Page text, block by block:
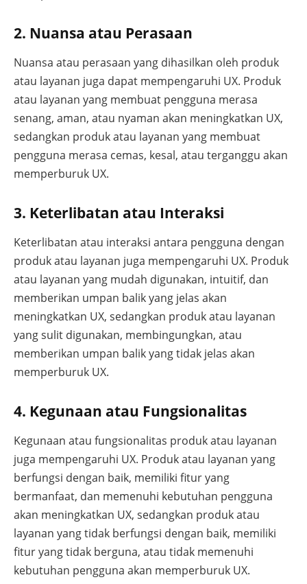
2. Nuansa atau Perasaan
Nuansa atau perasaan yang dihasilkan oleh produk
atau layanan juga dapat mempengaruhi UX. Produk
atau layanan yang membuat pengguna merasa
senang, aman, atau nyaman akan meningkatkan UX,
sedangkan produk atau layanan yang membuat
pengguna merasa cemas, kesal, atau terganggu akan
memperburuk UX.
3. Keterlibatan atau Interaksi
Keterlibatan atau interaksi antara pengguna dengan
produk atau layanan juga mempengaruhi UX. Produk
atau layanan yang mudah digunakan, intuitif, dan
memberikan umpan balik yang jelas akan
meningkatkan UX, sedangkan produk atau layanan
yang sulit digunakan, membingungkan, atau
memberikan umpan balik yang tidak jelas akan
memperburuk UX.
4. Kegunaan atau Fungsionalitas
Kegunaan atau fungsionalitas produk atau layanan
juga mempengaruhi UX. Produk atau layanan yang
berfungsi dengan baik, memiliki fitur yang
bermanfaat, dan memenuhi kebutuhan pengguna
akan meningkatkan UX, sedangkan produk atau
layanan yang tidak berfungsi dengan baik, memiliki
fitur yang tidak berguna, atau tidak memenuhi
kebutuhan pengguna akan memperburuk UX.